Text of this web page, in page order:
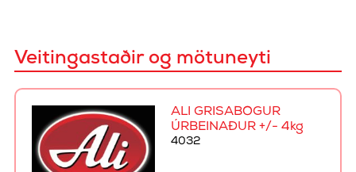
Veitingastaðir og mötuneyti
ALI GRÍSABÓGUR
ÚRBEINAÐUR +/- 4kg
4032